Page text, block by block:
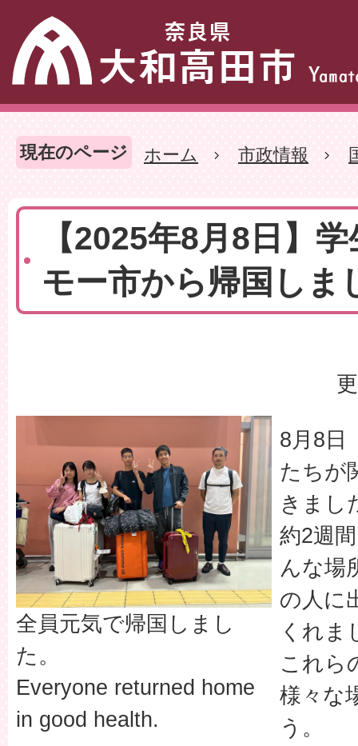
現在のページ ホーム 市政情報
【2025年8月8日】
モー市から帰国しま
全員元気で帰国しまし
た。
Everyone returned home
in good health.
8月8日
たちが
きまし
約2週
んな場
の人に
くれま
これら
様々な
う。